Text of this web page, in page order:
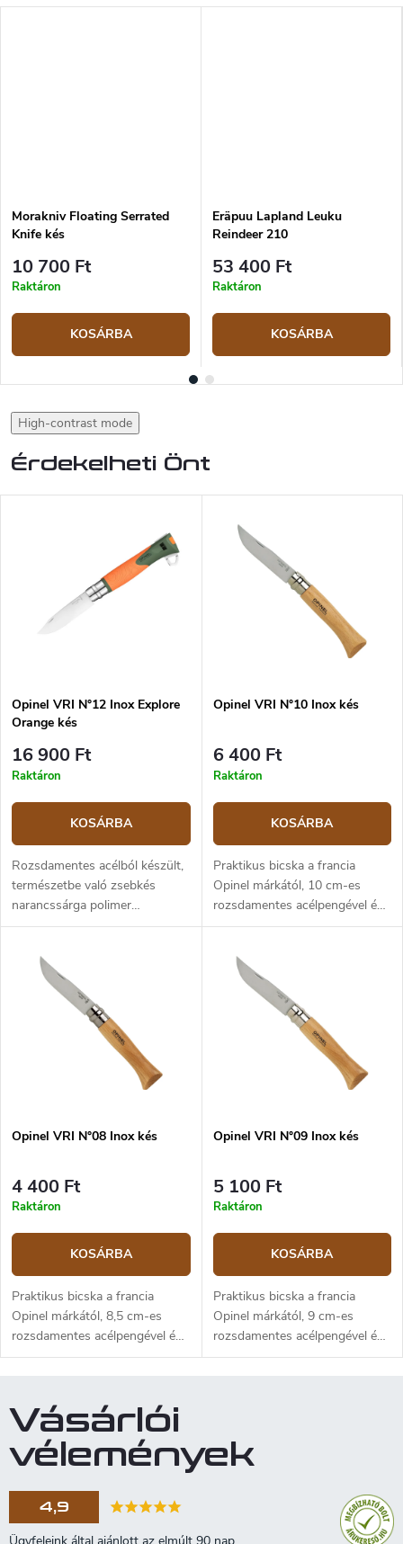
Morakniv Floating Serrated
Knife kés
10 700 Ft
Raktáron
KOSÁRBA
Eräpuu Lapland Leuku
Reindeer 210
53 400 Ft
Raktáron
KOSÁRBA
High-contrast mode
Érdekelheti Önt
Opinel VRI N°12 Inox Explore
Orange kés
16 900 Ft
Raktáron
KOSÁRBA
Rozsdamentes acélból készült,
természetbe való zsebkés
narancssárga polimer
markolattal. A kés
van ellátva.
Opinel VRI N°10 Inox kés
6 400 Ft
Raktáron
KOSÁRBA
Praktikus bicska a francia
Opinel márkától, 10 cm-es
rozsdamentes acélpengével és
bükkfából készült markolattal, a
tartalmaz
Opinel VRI N°08 Inox kés
4 400 Ft
Raktáron
KOSÁRBA
Praktikus bicska a francia
Opinel márkától, 8,5 cm-es
rozsdamentes acélpengével és
bükkfából készült markolattal, a
Opinel VRI N°09 Inox kés
5 100 Ft
Raktáron
KOSÁRBA
Praktikus bicska a francia
Opinel márkától, 9 cm-es
rozsdamentes acélpengével és
bükkfából készült markolattal, a
Vásárlói
vélemények
4,9